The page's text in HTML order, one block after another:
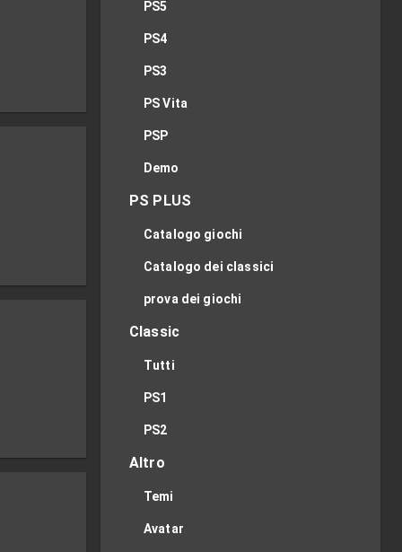
PS5
PS4
PS3
PS Vita
PSP
Demo
PS PLUS
Catalogo giochi
Catalogo dei classici
prova dei giochi
Classic
Tutti
PS1
PS2
Altro
Temi
Avatar